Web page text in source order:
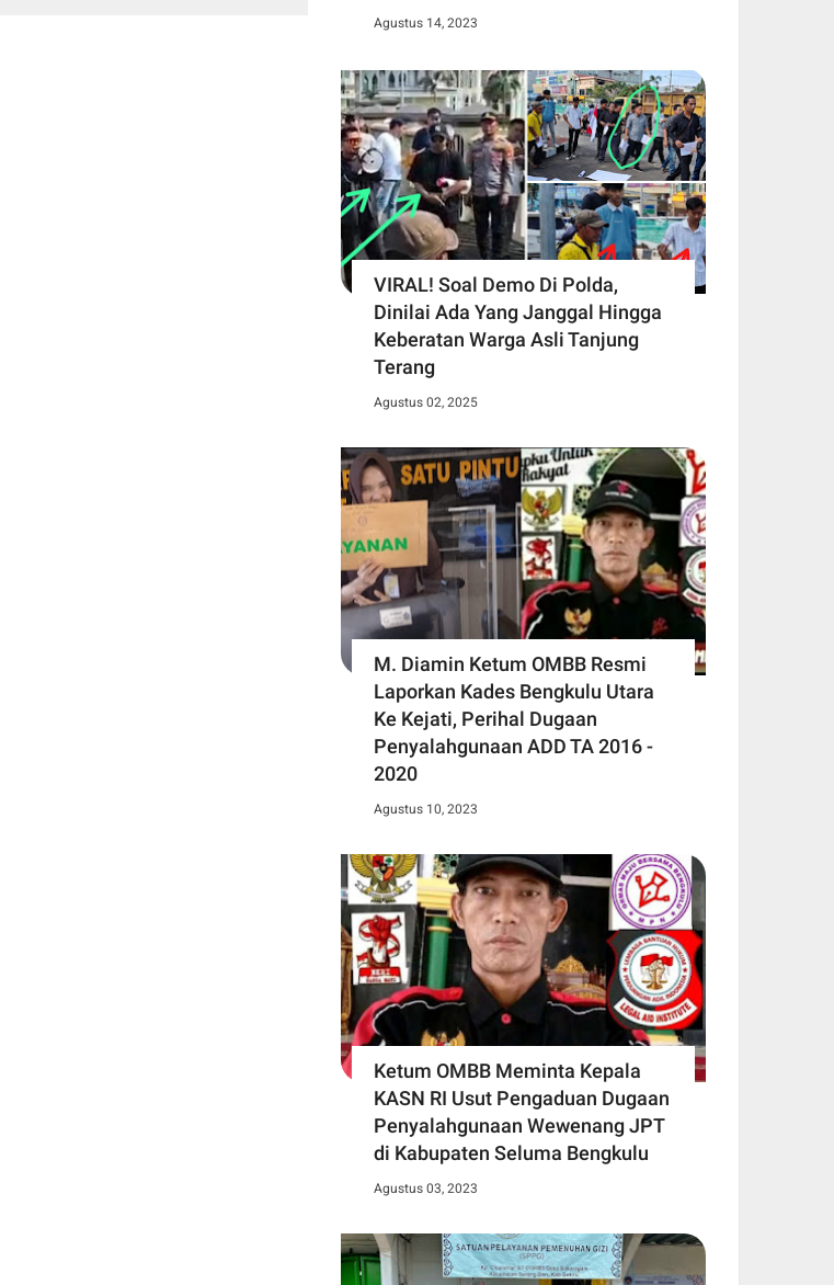
Agustus 14, 2023
VIRAL! Soal Demo Di Polda,
Dinilai Ada Yang Janggal Hingga
Keberatan Warga Asli Tanjung
Terang
Agustus 02, 2025
M. Diamin Ketum OMBB Resmi
Laporkan Kades Bengkulu Utara
Ke Kejati, Perihal Dugaan
Penyalahgunaan ADD TA 2016 -
2020
Agustus 10, 2023
Ketum OMBB Meminta Kepala
KASN RI Usut Pengaduan Dugaan
Penyalahgunaan Wewenang JPT
di Kabupaten Seluma Bengkulu
Agustus 03, 2023